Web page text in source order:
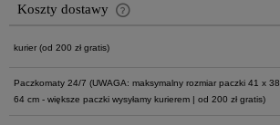
Koszty dostawy
Cena nie zawiera ewentualnych kosztów płatności
kurier (od 200 zł gratis)
Paczkomaty 24/7 (UWAGA: maksymalny rozmiar paczki 41 x
64 cm - większe paczki wysyłamy kurierem | od 200 zł gratis)